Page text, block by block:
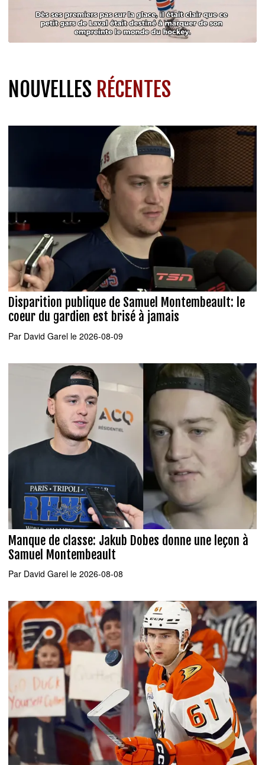
NOUVELLES RÉCENTES
Disparition publique de Samuel Montembeault: le
coeur du gardien est brisé à jamais
Par David Garel le 2026-08-09
Manque de classe: Jakub Dobes donne une leçon à
Samuel Montembeault
Par David Garel le 2026-08-08